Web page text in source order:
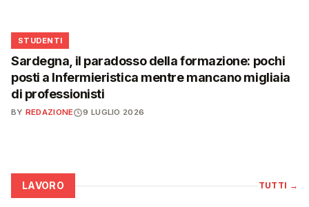
🎓
STUDENTI
Sardegna, il paradosso della formazione: pochi
posti a Infermieristica mentre mancano migliaia
di professionisti
BY REDAZIONE 9 LUGLIO 2026
LAVORO TUTTI →